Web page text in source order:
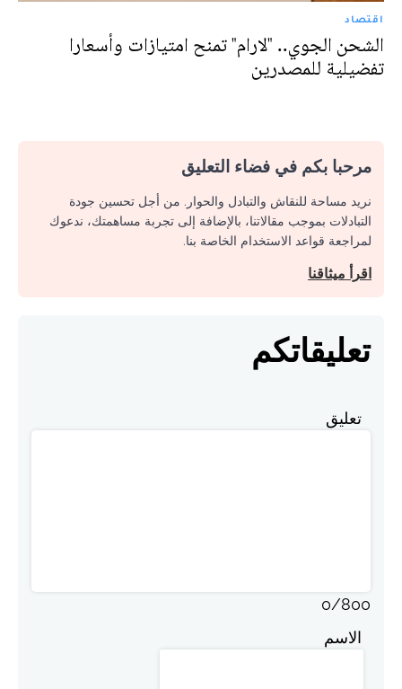
اقتصاد
الشحن الجوي.. "لارام" تمنح امتيازات وأسعارا
تفضيلية للمصدرين
مرحبا بكم في فضاء التعليق
نريد مساحة للنقاش والتبادل والحوار. من أجل تحسين جودة
التبادلات بموجب مقالاتنا، بالإضافة إلى تجربة مساهمتك، ندعوك
لمراجعة قواعد الاستخدام الخاصة بنا.
اقرأ ميثاقنا
تعليقاتكم
تعليق
0/800
الاسم